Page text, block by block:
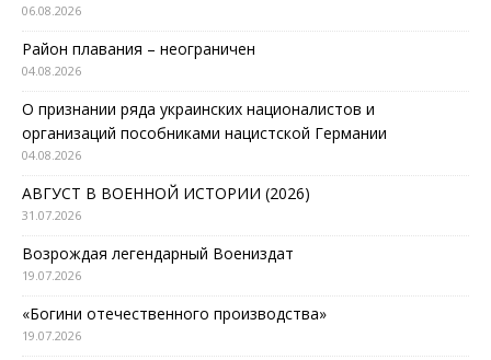
06.08.2026
Район плавания – неограничен
04.08.2026
О признании ряда украинских националистов и
организаций пособниками нацистской Германии
04.08.2026
АВГУСТ В ВОЕННОЙ ИСТОРИИ (2026)
31.07.2026
Возрождая легендарный Воениздат
19.07.2026
«Богини отечественного производства»
19.07.2026